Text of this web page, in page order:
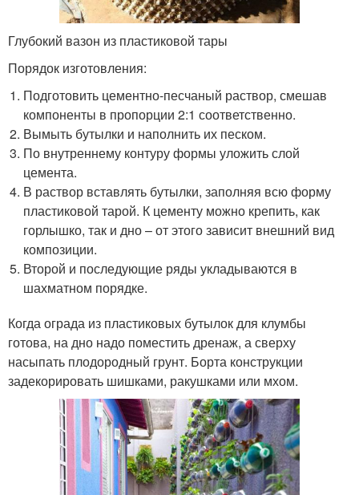
Глубокий вазон из пластиковой тары
Порядок изготовления:
Подготовить цементно-песчаный раствор, смешав
компоненты в пропорции 2:1 соответственно.
Вымыть бутылки и наполнить их песком.
По внутреннему контуру формы уложить слой
цемента.
В раствор вставлять бутылки, заполняя всю форму
пластиковой тарой. К цементу можно крепить, как
горлышко, так и дно – от этого зависит внешний вид
композиции.
Второй и последующие ряды укладываются в
шахматном порядке.
Когда ограда из пластиковых бутылок для клумбы
готова, на дно надо поместить дренаж, а сверху
насыпать плодородный грунт. Борта конструкции
задекорировать шишками, ракушками или мхом.